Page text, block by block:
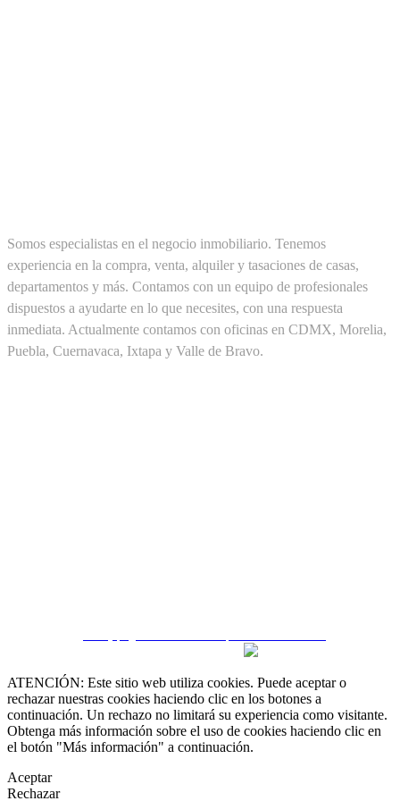
Somos especialistas en el negocio inmobiliario. Tenemos
experiencia en la compra, venta, alquiler y tasaciones de casas,
departamentos y más. Contamos con un equipo de profesionales
dispuestos a ayudarte en lo que necesites, con una respuesta
inmediata. Actualmente contamos con oficinas en CDMX, Morelia,
Puebla, Cuernavaca, Ixtapa y Valle de Bravo.
ATENCIÓN: Este sitio web utiliza cookies. Puede aceptar o
rechazar nuestras cookies haciendo clic en los botones a
continuación. Un rechazo no limitará su experiencia como visitante.
Obtenga más información sobre el uso de cookies haciendo clic en
el botón "Más información" a continuación.
Aceptar
Rechazar